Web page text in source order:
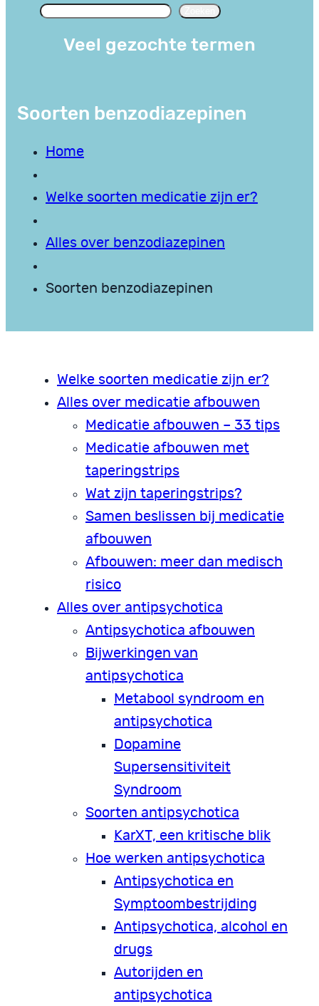
Veel gezochte termen
Soorten benzodiazepinen
Home
Welke soorten medicatie zijn er?
Alles over benzodiazepinen
Soorten benzodiazepinen
Welke soorten medicatie zijn er?
Alles over medicatie afbouwen
Medicatie afbouwen – 33 tips
Medicatie afbouwen met
taperingstrips
Wat zijn taperingstrips?
Samen beslissen bij medicatie
afbouwen
Afbouwen: meer dan medisch
risico
Alles over antipsychotica
Antipsychotica afbouwen
Bijwerkingen van
antipsychotica
Metabool syndroom en
antipsychotica
Dopamine
Supersensitiviteit
Syndroom
Soorten antipsychotica
KarXT, een kritische blik
Hoe werken antipsychotica
Antipsychotica en
Symptoombestrijding
Antipsychotica, alcohol en
drugs
Autorijden en
antipsychotica